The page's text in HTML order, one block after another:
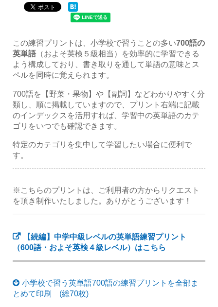
この練習プリントは、小学校で習うことの多い700語の
英単語（およそ英検５級相当）を効率的に学習できる
よう構成しており、書き取りを通して単語の意味とス
ペルを同時に覚えられます。
700語を【野菜・果物】や【副詞】などわかりやすく分
類し、順に掲載していますので、プリント右端に記載
のインデックスを活用すれば、学習中の英単語のカテ
ゴリをいつでも確認できます。
特定のカテゴリを集中して学習したい場合に便利で
す。
※こちらのプリントは、ご利用者の方からリクエスト
を頂き制作いたしました。ありがとうございます！
【続編】中学中級レベルの英単語練習プリント
（600語・およそ英検４級レベル）はこちら
小学校で習う英単語700語の練習プリントを全部ま
とめて印刷 (総70枚)